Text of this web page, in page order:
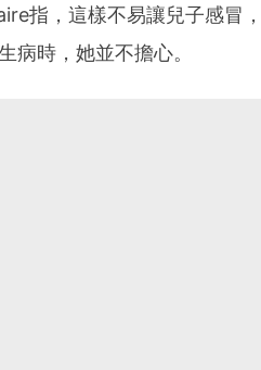
指，這樣不易讓兒子感冒
病時，她並不擔心。